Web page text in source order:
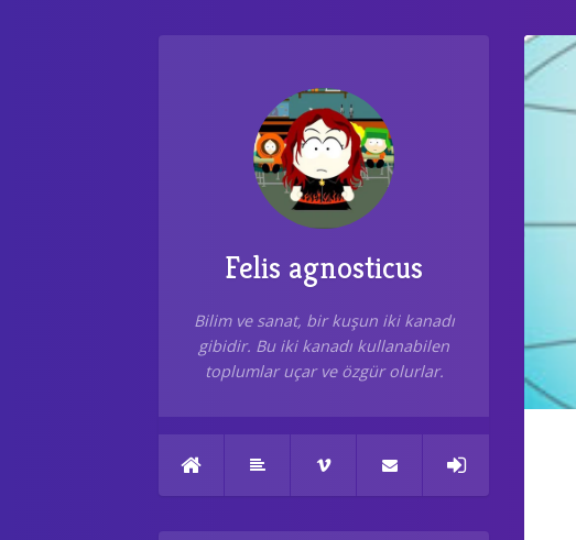
Felis agnosticus
Bilim ve sanat, bir kuşun iki kanadı
gibidir. Bu iki kanadı kullanabilen
toplumlar uçar ve özgür olurlar.